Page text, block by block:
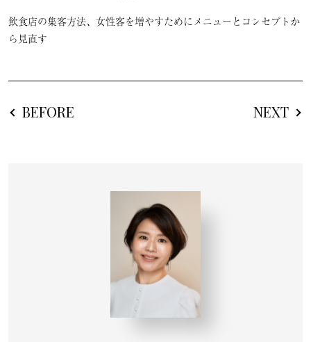
飲食店の集客方法、女性客を増やすためにメニューとコンセプトか
ら見直す
BEFORE NEXT